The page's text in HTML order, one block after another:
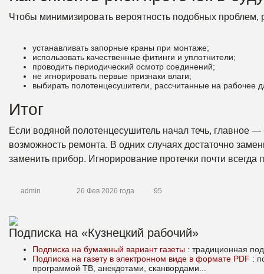
Чтобы минимизировать вероятность подобных проблем,
устанавливать запорные краны при монтаже;
использовать качественные фитинги и уплотнители;
проводить периодический осмотр соединений;
не игнорировать первые признаки влаги;
выбирать полотенцесушители, рассчитанные на рабочее
Итог
Если водяной полотенцесушитель начал течь, главное
возможность ремонта. В одних случаях достаточно
заменить прибор. Игнорирование протечки почти
admin 26 Фев 2026 года 95
Подписка на «Кузнецкий рабочий»
Подписка на бумажный вариант газеты : традиционная
Подписка на газету в электронном виде в формате PDF :
программой ТВ, анекдотами, сканвордами...